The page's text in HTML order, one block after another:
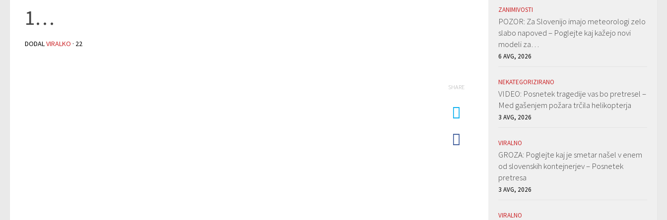
1…
DODALVIRALKO · 22
SHARE
ZANIMIVOSTI
POZOR: Za Slovenijo imajo meteorologi zelo
slabo napoved – Poglejte kaj kažejo novi
modeli za…
6 AVG, 2026
NEKATEGORIZIRANO
VIDEO: Posnetek tragedije vas bo pretresel –
Med gašenjem požara trčila helikopterja
3 AVG, 2026
VIRALNO
GROZA: Poglejte kaj je smetar našel v enem
od slovenskih kontejnerjev – Posnetek
pretresa
3 AVG, 2026
VIRALNO